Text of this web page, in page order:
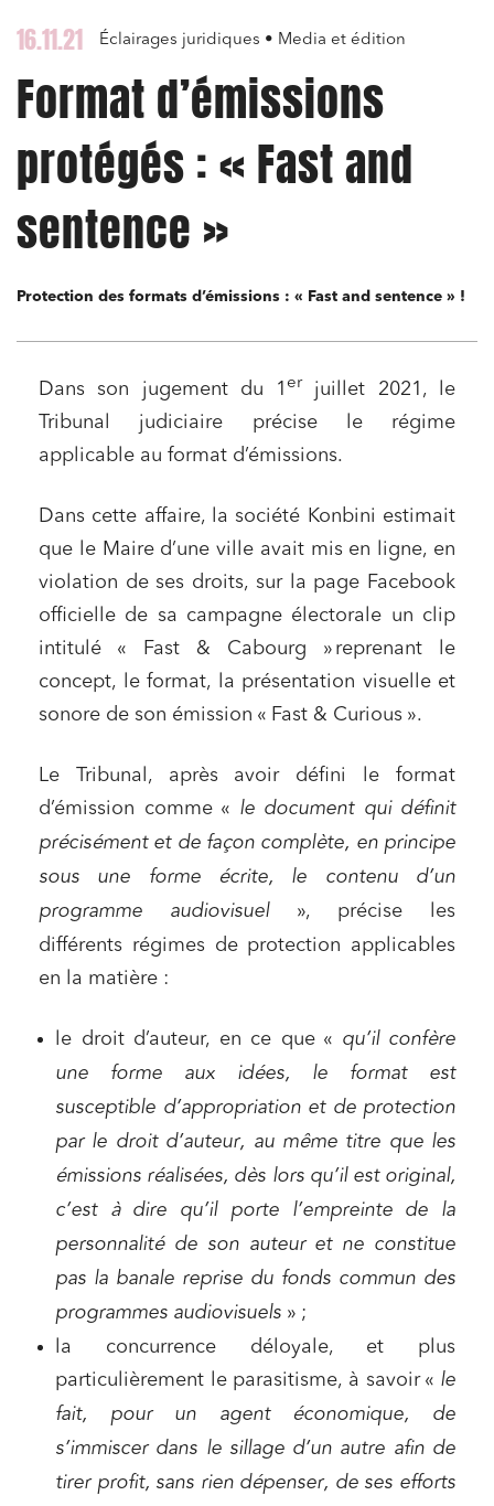
16.11.21 Éclairages juridiques • Media et édition
Format d’émissions
protégés : « Fast and
sentence »
Protection des formats d’émissions : « Fast and sentence » !
Dans son jugement du 1er juillet 2021, le
Tribunal judiciaire précise le régime
applicable au format d’émissions.
Dans cette affaire, la société Konbini estimait
que le Maire d’une ville avait mis en ligne, en
violation de ses droits, sur la page Facebook
officielle de sa campagne électorale un clip
intitulé « Fast & Cabourg » reprenant le
concept, le format, la présentation visuelle et
sonore de son émission « Fast & Curious ».
Le Tribunal, après avoir défini le format
d’émission comme « le document qui définit
précisément et de façon complète, en principe
sous une forme écrite, le contenu d’un
programme audiovisuel », précise les
différents régimes de protection applicables
en la matière :
le droit d’auteur, en ce que « qu’il confère
une forme aux idées, le format est
susceptible d’appropriation et de protection
par le droit d’auteur, au même titre que les
émissions réalisées, dès lors qu’il est original,
c’est à dire qu’il porte l’empreinte de la
personnalité de son auteur et ne constitue
pas la banale reprise du fonds commun des
programmes audiovisuels » ;
la concurrence déloyale, et plus
particulièrement le parasitisme, à savoir « le
fait, pour un agent économique, de
s’immiscer dans le sillage d’un autre afin de
tirer profit, sans rien dépenser, de ses efforts